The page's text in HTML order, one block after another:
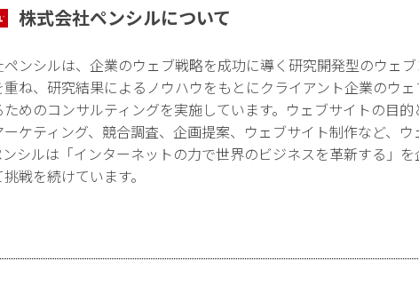
株式会社ペンシルについて
ンシルは、企業のウェブ戦略を成功に導く研究開発型のウェ
重ね、研究結果によるノウハウをもとにクライアント企業のウ
ためのコンサルティングを実施しています。ウェブサイトの目
ケティング、競合調査、企画提案、ウェブサイト制作など、
ンシルは「インターネットの力で世界のビジネスを革新する」
戦を続けています。